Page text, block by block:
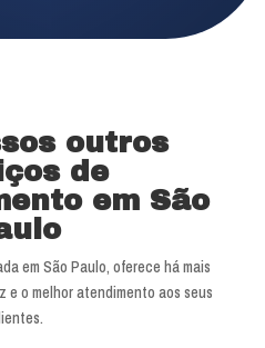
outros
de
em São
em São Paulo, oferece há mais
e o melhor atendimento aos seus